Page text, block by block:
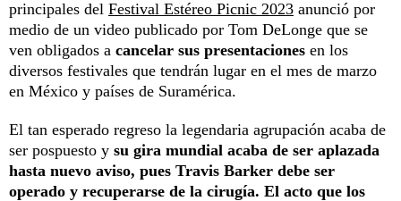
principales del Festival Estéreo Picnic 2023 anunció por
medio de un video publicado por Tom DeLonge que se
ven obligados a cancelar sus presentaciones en los
diversos festivales que tendrán lugar en el mes de marzo
en México y países de Suramérica.
El tan esperado regreso la legendaria agrupación acaba de
ser pospuesto y su gira mundial acaba de ser aplazada
hasta nuevo aviso, pues Travis Barker debe ser
operado y recuperarse de la cirugía. El acto que los